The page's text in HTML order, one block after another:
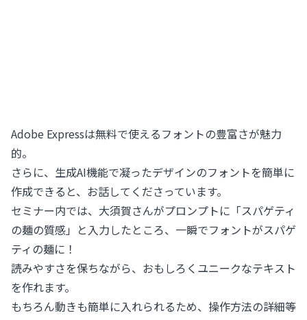
Adobe Expressは無料で使えるフォントの豊富さが魅力
的。
さらに、生成AI機能で凝ったデザインのフォントを簡単に
作成できると、お話してくださっています。
セミナー内では、大須賀さんがプロンプトに「スパゲティ
の麺の質感」と入力したところ、一瞬でフォントがスパゲ
ティの麺に！
読みやすさを保ちながら、おもしろくユニークなテキスト
を作れます。
もちろん動きも簡単に入れられるため、操作方法の詳細等